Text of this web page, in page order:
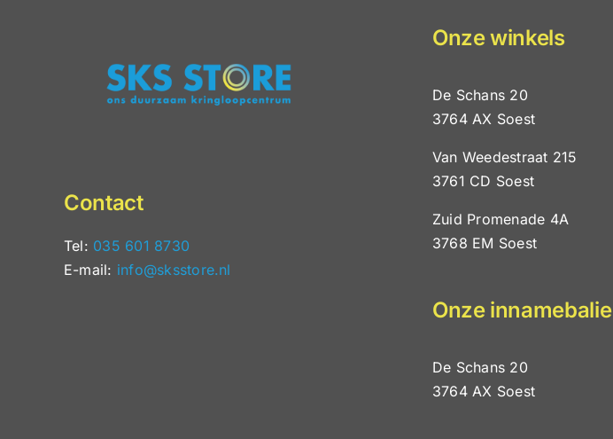
puzzel nu maar €9,95!
Contact
Tel: 035 601 8730
E-mail: info@sksstore.nl
Onze winkels
De Schans 20
3764 AX Soest
Van Weedestraat 215
3761 CD Soest
Zuid Promenade 4A
3768 EM Soest
Onze innamebalie
De Schans 20
3764 AX Soest